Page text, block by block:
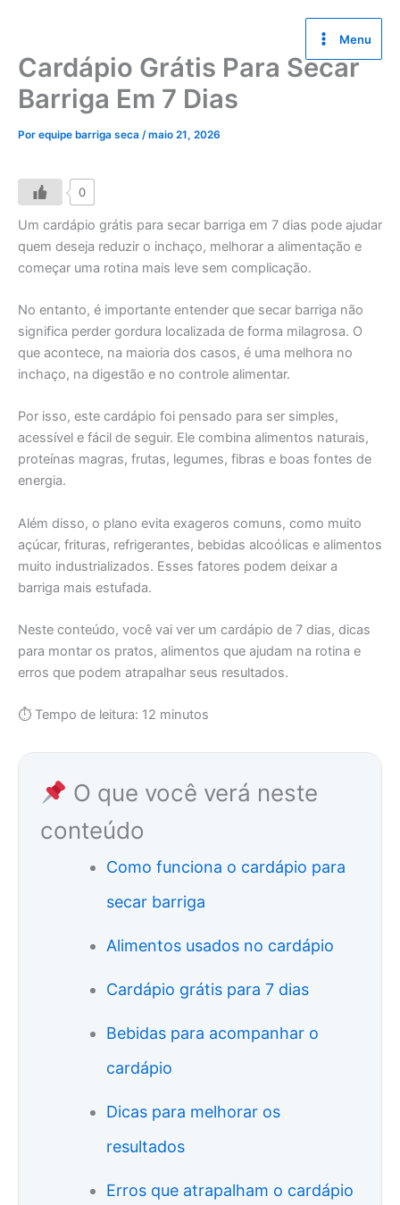
conteúdo
Menu
Cardápio Grátis Para Secar
Barriga Em 7 Dias
Por equipe barriga seca /maio 21, 2026
0
Um cardápio grátis para secar barriga em 7 dias pode ajudar
quem deseja reduzir o inchaço, melhorar a alimentação e
começar uma rotina mais leve sem complicação.
No entanto, é importante entender que secar barriga não
significa perder gordura localizada de forma milagrosa. O
que acontece, na maioria dos casos, é uma melhora no
inchaço, na digestão e no controle alimentar.
Por isso, este cardápio foi pensado para ser simples,
acessível e fácil de seguir. Ele combina alimentos naturais,
proteínas magras, frutas, legumes, fibras e boas fontes de
energia.
Além disso, o plano evita exageros comuns, como muito
açúcar, frituras, refrigerantes, bebidas alcoólicas e alimentos
muito industrializados. Esses fatores podem deixar a
barriga mais estufada.
Neste conteúdo, você vai ver um cardápio de 7 dias, dicas
para montar os pratos, alimentos que ajudam na rotina e
erros que podem atrapalhar seus resultados.
⏱ Tempo de leitura: 12 minutos
O que você verá neste
conteúdo
Como funciona o cardápio para
secar barriga
Alimentos usados no cardápio
Cardápio grátis para 7 dias
Bebidas para acompanhar o
cardápio
Dicas para melhorar os
resultados
Erros que atrapalham o cardápio